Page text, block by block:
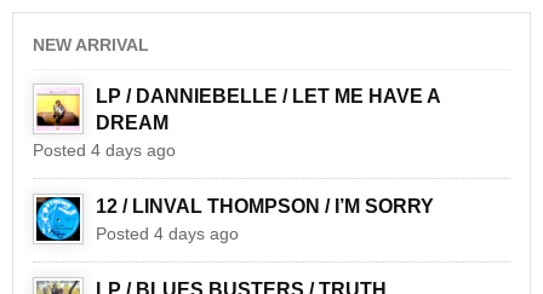
NEW ARRIVAL
LP / DANNIEBELLE / LET ME HAVE A
DREAM
Posted 4 days ago
12 / LINVAL THOMPSON / I’M SORRY
Posted 4 days ago
LP / BLUES BUSTERS / TRUTH